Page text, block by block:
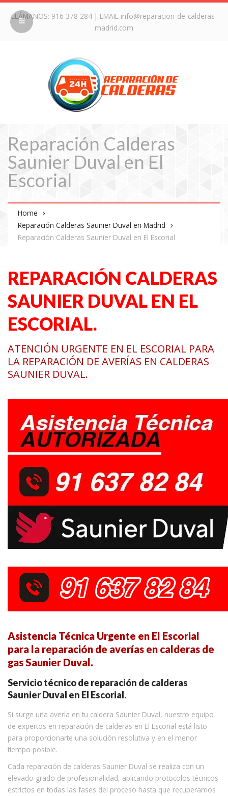
LLÁMANOS: 916 378 284| EMAIL info@reparacion-de-calderas-
madrid.com
Reparación Calderas
Saunier Duval en El
Escorial
Home
Reparación Calderas Saunier Duval en Madrid
Reparación Calderas Saunier Duval en El Escorial
REPARACIÓN CALDERAS
SAUNIER DUVAL EN EL
ESCORIAL.
ATENCIÓN URGENTE EN EL ESCORIAL PARA
LA REPARACIÓN DE AVERÍAS EN CALDERAS
SAUNIER DUVAL.
Asistencia Técnica Urgente en El Escorial
para la reparación de averías en calderas de
gas Saunier Duval.
Servicio técnico de reparación de calderas
Saunier Duval en El Escorial.
Si surge una avería en tu caldera Saunier Duval, nuestro equipo
de expertos en reparación de calderas en El Escorial está listo
para proporcionarte una solución resolutiva y en el menor
tiempo posible.
Cada reparación de calderas Saunier Duval se realiza con un
elevado grado de profesionalidad, aplicando protocolos técnicos
estrictos en todas las fases del proceso hasta que recuperamos